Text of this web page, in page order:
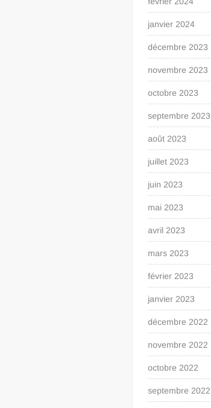
janvier 2024
décembre 2023
novembre 2023
octobre 2023
septembre 2023
août 2023
juillet 2023
juin 2023
mai 2023
avril 2023
mars 2023
février 2023
janvier 2023
décembre 2022
novembre 2022
octobre 2022
septembre 2022